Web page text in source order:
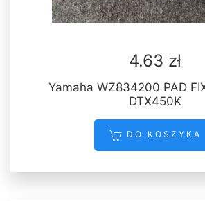
4.63 zł
Yamaha WZ834200 PAD
DTX450K
DO KOSZYKA